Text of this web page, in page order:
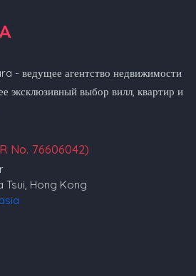
- ведущее агентство недвижимости
эксклюзивный выбор вилл, квартир и
No. 76606042)
Tsui, Hong Kong